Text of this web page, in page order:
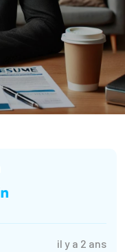
il y a 2 ans